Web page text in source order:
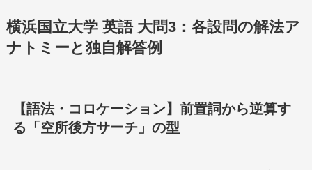
横浜国立大学 英語 大問3：各設問の解法ア
ナトミーと独自解答例
【語法・コロケーション】前置詞から逆算す
る「空所後方サーチ」の型